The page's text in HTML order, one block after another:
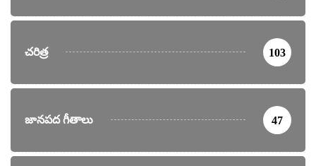
చరిత్ర 103
జానపద గీతాలు 47